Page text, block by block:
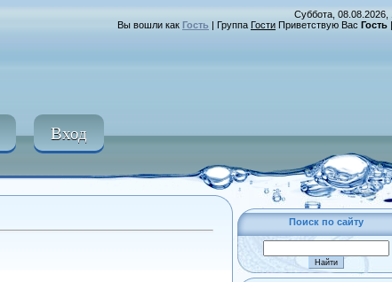
Суббота, 08.08.2026,
Вы вошли как Гость | Группа Гости Приветствую Вас Гость
Вход
Поиск по сайту